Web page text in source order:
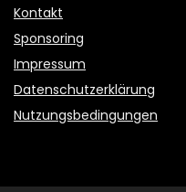
Kontakt
Sponsoring
Impressum
Datenschutzerklärung
Nutzungsbedingungen